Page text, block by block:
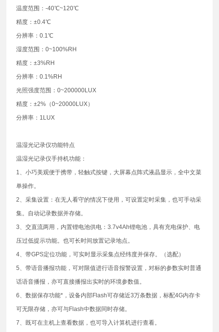
温度范围：-40℃~120℃
精度：±0.4℃
分辨率：0.1℃
湿度范围：0~100%RH
精度：±3%RH
分辨率：0.1%RH
光照强度范围：0~200000LUX
精度：±2%（0~20000LUX）
分辨率：1LUX
温湿光记录仪功能特点
温湿光记录仪手持机功能：
1、小巧美观便于携带，轻触式按键，大屏幕点阵式液晶显示，全中文菜
单操作。
2、采集设置：在无人看守的情况下使用，可设置定时采集，也可手动采
集。自动记录数据并存储。
3、交直流两用，内置锂电池供电：3.7v4Ah锂电池，具有充电保护、电
压过低提示功能。也可长时间放置记录地点。
4、带GPS定位功能，可实时显示采集点经纬度并保存。（选配）
5、带语音播报功能，可对限值进行语音报警设置，对标的参数实时普通
话语音播报，亦可直接播报出实时的环境参数值。
6、数据保存功能*，设备内部Flash可存储近3万条数据，标配4G内存卡
可无限存储，亦可与Flash中数据同时存储。
7、既可在主机上查看数据，也可导入计算机进行查看。